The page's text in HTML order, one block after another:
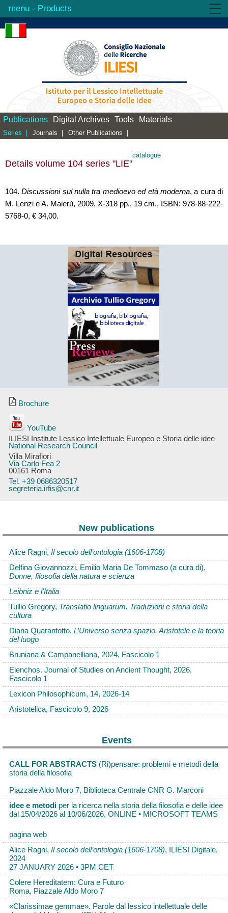
- Products
Institute
Activities
Brochure
YouTube
ILIESI Institute Lessico Intellettuale Europeo e Storia delle idee
National Research Council
Villa Mirafiori
Via Carlo Fea 2
00161 Roma
Tel. +39 0686320517
segreteria.irfis@cnr.it
Publications Digital Archives Tools Materials
Series | Journals | Other Publications |
Details volume 104 series "LIE"
catalogue
104.Discussioni sul nulla tra medioevo ed età moderna, a cura di
M. Lenzi e A. Maierù, 2009, X-318 pp., 19 cm., ISBN: 978-88-222-
5768-0, € 34,00.
New publications
Alice Ragni, Il secolo dell’ontologia (1606-1708)
Delfina Giovannozzi, Emilio Maria De Tommaso (a cura di),
Donne, filosofia della natura e scienza
Leibniz e l'Italia
Tullio Gregory, Translatio linguarum. Traduzioni e storia della
cultura
Diana Quarantotto, L’Universo senza spazio. Aristotele e la teoria
del luogo
Bruniana & Campanelliana, 2024, Fascicolo 1
Elenchos. Journal of Studies on Ancient Thought, 2026,
Fascicolo 1
Lexicon Philosophicum, 14, 2026-14
Aristotelica, Fascicolo 9, 2026
Events
CALL FOR ABSTRACTS (Ri)pensare: problemi e metodi della
storia della filosofia
Piazzale Aldo Moro 7, Biblioteca Centrale CNR G. Marconi
idee e metodi per la ricerca nella storia della filosofia e delle idee
dal 15/04/2026 al 10/06/2026, ONLINE • MICROSOFT TEAMS
pagina web
Alice Ragni, Il secolo dell’ontologia (1606-1708), ILIESI Digitale,
2024
27 JANUARY 2026 • 3PM CET
Colere Hereditatem: Cura e Futuro
Roma, Piazzale Aldo Moro 7
«Clarissimae gemmae». Parole dal lessico intellettuale delle